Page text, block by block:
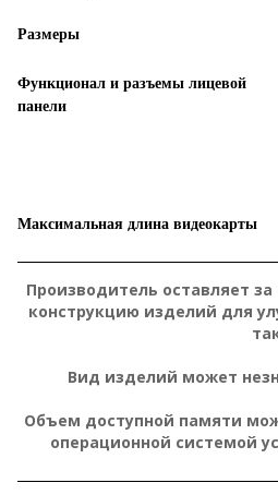
Размеры
Функционал и разъемы лицевой
панели
Максимальная длина видеокарты
Производитель оставляет
конструкцию изделий для
Вид изделий может
Объем доступной памяти
операционной системой